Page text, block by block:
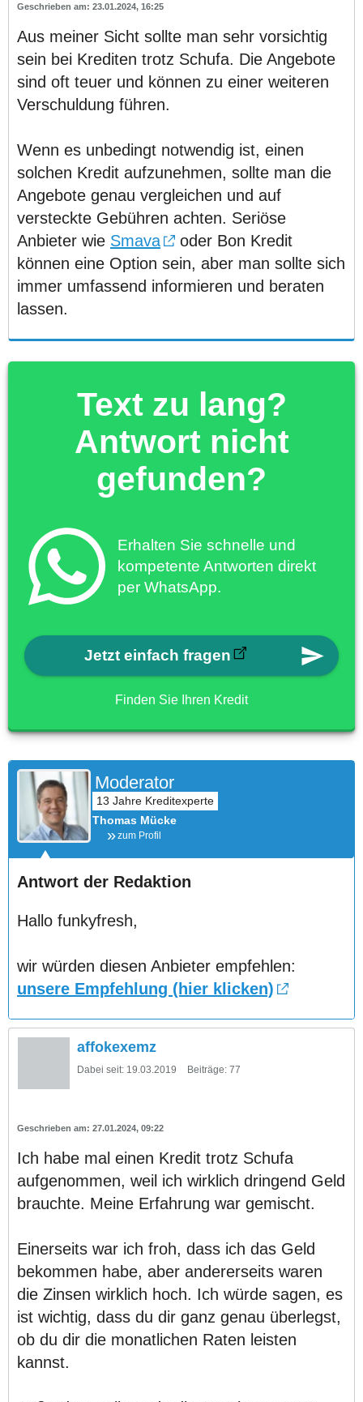
23.01.2024, 16:25
Aus meiner Sicht sollte man sehr vorsichtig
sein bei Krediten trotz Schufa. Die Angebote
sind oft teuer und können zu einer weiteren
Verschuldung führen.
Wenn es unbedingt notwendig ist, einen
solchen Kredit aufzunehmen, sollte man die
Angebote genau vergleichen und auf
versteckte Gebühren achten. Seriöse
Anbieter wie Smava
oder Bon Kredit
können eine Option sein, aber man sollte sich
immer umfassend informieren und beraten
lassen.
Text zu lang?
Antwort nicht
gefunden?
Erhalten Sie schnelle und
kompetente Antworten direkt
per WhatsApp.
Jetzt einfach fragen
Finden Sie Ihren Kredit
Moderator
Thomas Mücke
zum Profil
Antwort der Redaktion
Hallo funkyfresh,
wir würden diesen Anbieter empfehlen:
unsere Empfehlung (hier klicken)
affokexemz
Dabei seit: 19.03.2019 Beiträge: 77
27.01.2024, 09:22
Ich habe mal einen Kredit trotz Schufa
aufgenommen, weil ich wirklich dringend Geld
brauchte. Meine Erfahrung war gemischt.
Einerseits war ich froh, dass ich das Geld
bekommen habe, aber andererseits waren
die Zinsen wirklich hoch. Ich würde sagen, es
ist wichtig, dass du dir ganz genau überlegst,
ob du dir die monatlichen Raten leisten
kannst.